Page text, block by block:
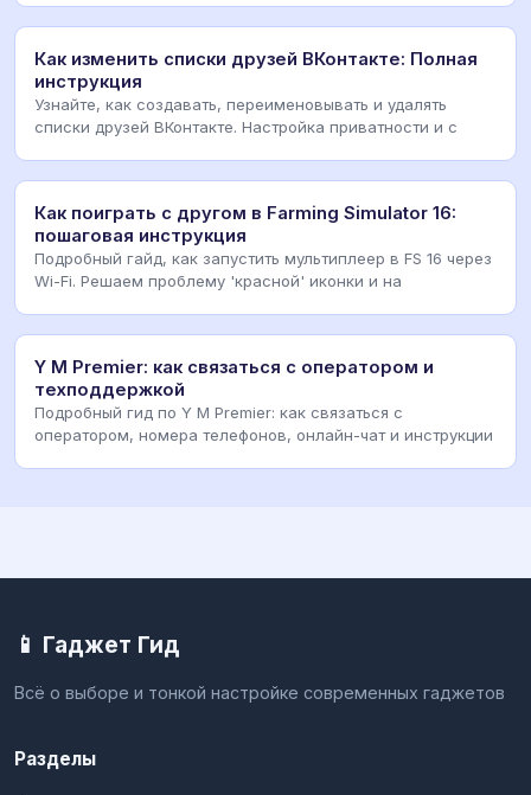
Как изменить списки друзей ВКонтакте: Полная
инструкция
Узнайте, как создавать, переименовывать и удалять
списки друзей ВКонтакте. Настройка приватности и с
Как поиграть с другом в Farming Simulator 16:
пошаговая инструкция
Подробный гайд, как запустить мультиплеер в FS 16 через
Wi-Fi. Решаем проблему 'красной' иконки и на
Y M Premier: как связаться с оператором и
техподдержкой
Подробный гид по Y M Premier: как связаться с
оператором, номера телефонов, онлайн-чат и инструкции
📱 Гаджет Гид
Всё о выборе и тонкой настройке современных гаджетов
Разделы